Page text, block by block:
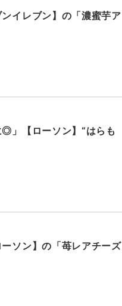
イレブン】の「濃蜜芋ア
」【ローソン】“はらも
ソン】の「苺レアチーズ